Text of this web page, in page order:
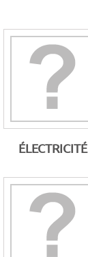
ÉLECTRICITÉ